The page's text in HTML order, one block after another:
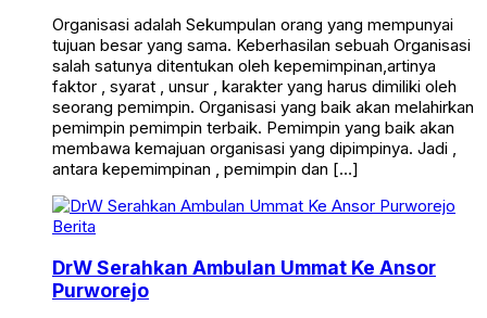
Organisasi adalah Sekumpulan orang yang mempunyai
tujuan besar yang sama. Keberhasilan sebuah Organisasi
salah satunya ditentukan oleh kepemimpinan,artinya
faktor , syarat , unsur , karakter yang harus dimiliki oleh
seorang pemimpin. Organisasi yang baik akan melahirkan
pemimpin pemimpin terbaik. Pemimpin yang baik akan
membawa kemajuan organisasi yang dipimpinya. Jadi ,
antara kepemimpinan , pemimpin dan […]
Berita
DrW Serahkan Ambulan Ummat Ke Ansor
Purworejo